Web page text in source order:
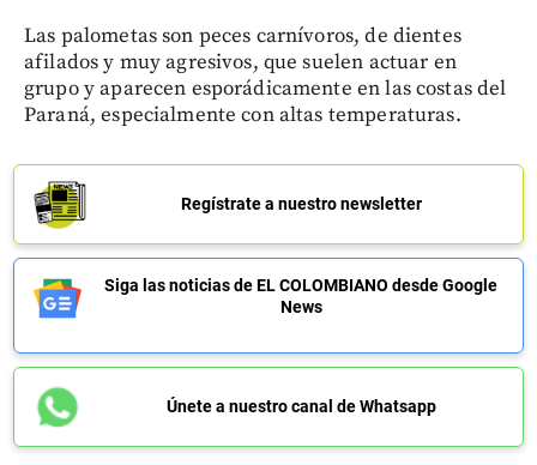
Las palometas son peces carnívoros, de dientes
afilados y muy agresivos, que suelen actuar en
grupo y aparecen esporádicamente en las costas del
Paraná, especialmente con altas temperaturas.
Regístrate a nuestro newsletter
Siga las noticias de EL COLOMBIANO desde Google
News
Únete a nuestro canal de Whatsapp